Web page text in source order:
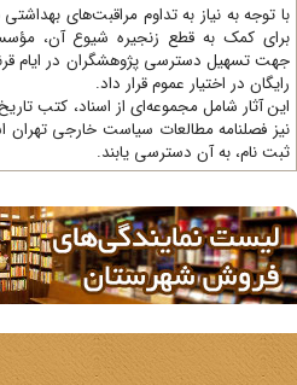
کمک به قطع زنجیره شیوع آن،
تسهیل دسترسی پژوهشگران در ایام
در اختیار عموم قرار داد.
آثار شامل مجموعه‌ای از اسناد، کتب تاریخ
فصلنامه مطالعات سیاست خارجی تهران
نام، به آن دسترسی یابند.